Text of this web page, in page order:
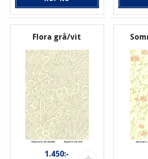
Flora grå/vit
1.450:-